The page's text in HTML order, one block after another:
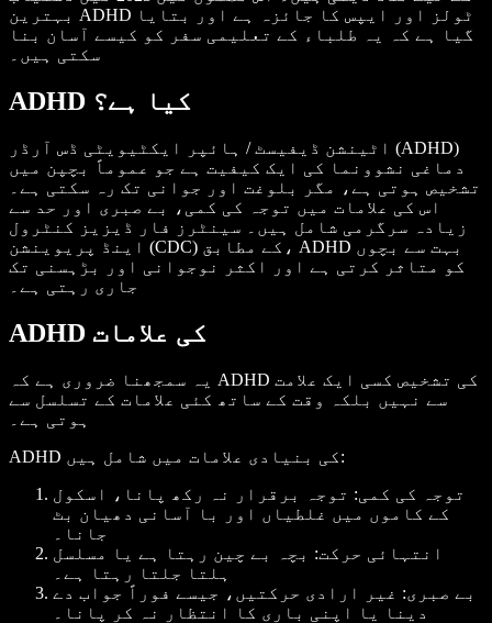
بہترین ADHD ٹولز اور ایپس کا جائزہ ہے اور بتایا
گیا ہے کہ یہ طلباء کے تعلیمی سفر کو کیسے آسان بنا
سکتی ہیں۔
ADHD کیا ہے؟
اٹینشن ڈیفیسٹ / ہائپر ایکٹیویٹی ڈس آرڈر (ADHD)
دماغی نشوونما کی ایک کیفیت ہے جو عموماً بچپن میں
تشخیص ہوتی ہے، مگر بلوغت اور جوانی تک رہ سکتی ہے۔
اس کی علامات میں توجہ کی کمی، بے صبری اور حد سے
زیادہ سرگرمی شامل ہیں۔ سینٹرز فار ڈیزیز کنٹرول
اینڈ پریوینشن (CDC) کے مطابق، ADHD بہت سے بچوں
کو متاثر کرتی ہے اور اکثر نوجوانی اور بڑہسنی تک
جاری رہتی ہے۔
ADHD کی علامات
یہ سمجھنا ضروری ہے کہ ADHD کی تشخیص کسی ایک علامت
سے نہیں بلکہ وقت کے ساتھ کئی علامات کے تسلسل سے
ہوتی ہے۔
ADHD کی بنیادی علامات میں شامل ہیں:
توجہ کی کمی: توجہ برقرار نہ رکھ پانا، اسکول
کے کاموں میں غلطیاں اور با آسانی دھیان بٹ
جانا۔
انتہائی حرکت: بچہ بے چین رہتا ہے یا مسلسل
ہلتا جلتا رہتا ہے۔
بے صبری: غیر ارادی حرکتیں، جیسے فوراً جواب دے
دینا یا اپنی باری کا انتظار نہ کر پانا۔